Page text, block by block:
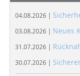
04.08.2026 |
03.08.2026 | Neues
31.07.2026 |
30.07.2026 |